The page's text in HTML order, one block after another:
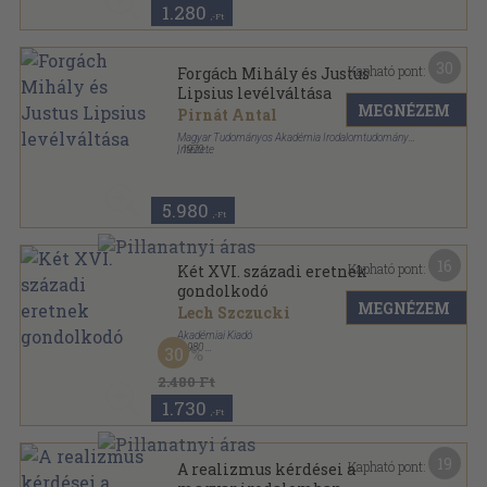
1.280 ,-Ft
Forgách Mihály és Justus
Lipsius levélváltása
Pirnát Antal
Magyar Tudományos Akadémia Irodalomtudományi
Intézete
,1970
5.980 ,-Ft
Kapható pont:
MEGNÉZEM
Két XVI. századi eretnek
gondolkodó
Lech Szczucki
Akadémiai Kiadó
, 1980
Vászon
Humanizmus és reformáció sorozat
2.480 Ft
30
1.730 ,-Ft
Kapható pont:
MEGNÉZEM
A realizmus kérdései aKapható pont: